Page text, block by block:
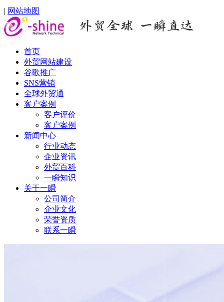
| 网站地图
首页
外贸网站建设
谷歌推广
SNS营销
全球外贸通
客户案例
客户评价
客户案例
新闻中心
行业动态
企业资讯
外贸百科
一瞬知识
关于一瞬
公司简介
企业文化
荣誉资质
联系一瞬